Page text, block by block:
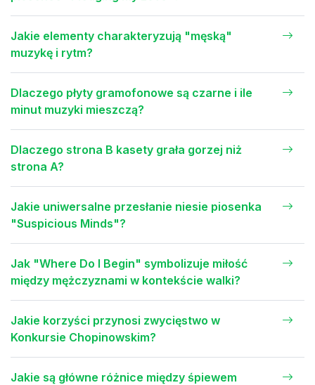
Jakie elementy charakteryzują "męską"
muzykę i rytm?
Dlaczego płyty gramofonowe są czarne i ile
minut muzyki mieszczą?
Dlaczego strona B kasety grała gorzej niż
strona A?
Jakie uniwersalne przesłanie niesie piosenka
"Suspicious Minds"?
Jak "Where Do I Begin" symbolizuje miłość
między mężczyznami w kontekście walki?
Jakie korzyści przynosi zwycięstwo w
Konkursie Chopinowskim?
Jakie są główne różnice między śpiewem